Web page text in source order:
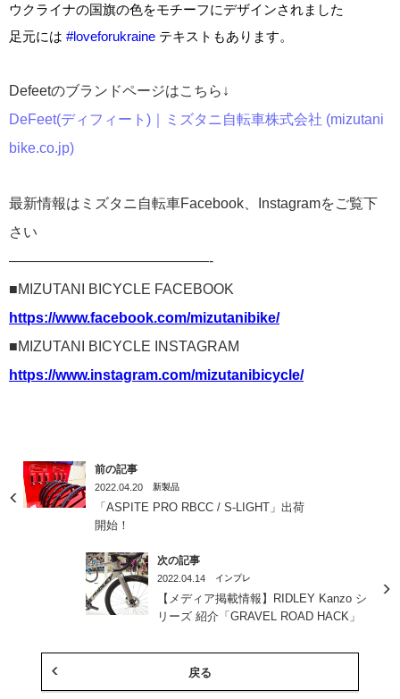
ウクライナの国旗の色をモチーフにデザインされました
足元には #loveforukraine テキストもあります。
Defeetのブランドページはこちら↓
DeFeet(ディフィート)｜ミズタニ自転車株式会社 (mizutani
bike.co.jp)
最新情報はミズタニ自転車Facebook、Instagramをご覧下
さい
——————————————-
■MIZUTANI BICYCLE FACEBOOK
https://www.facebook.com/mizutanibike/
■MIZUTANI BICYCLE INSTAGRAM
https://www.instagram.com/mizutanibicycle/
前の記事
2022.04.20 新製品
「ASPITE PRO RBCC / S-LIGHT」出荷
開始！
次の記事
2022.04.14 インプレ
【メディア掲載情報】RIDLEY Kanzo シ
リーズ 紹介「GRAVEL ROAD HACK」
戻る